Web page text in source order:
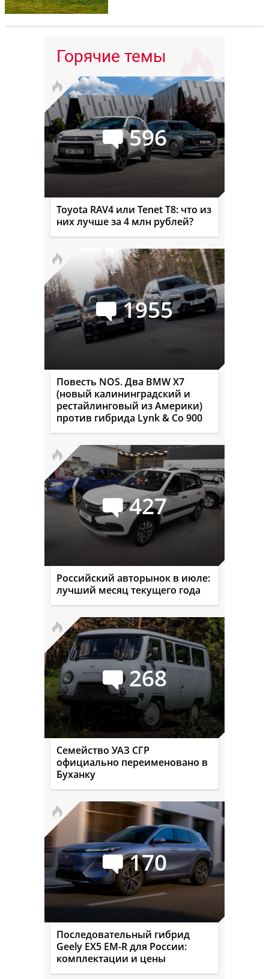
Горячие темы
596
Toyota RAV4 или Tenet T8: что из
них лучше за 4 млн рублей?
1955
Повесть NOS. Два BMW X7
(новый калининградский и
рестайлинговый из Америки)
против гибрида Lynk & Co 900
427
Российский авторынок в июле:
лучший месяц текущего года
268
Семейство УАЗ СГР
официально переименовано в
Буханку
170
Последовательный гибрид
Geely EX5 EM-R для России:
комплектации и цены